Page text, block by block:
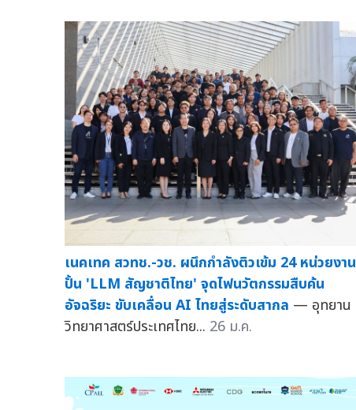
เนคเทค สวทช.-วช. ผนึกกำลังติวเข้ม 24 หน่วยงาน
ปั้น 'LLM สัญชาติไทย' จุดไฟนวัตกรรมสืบค้น
อัจฉริยะ ขับเคลื่อน AI ไทยสู่ระดับสากล — อุทยาน
วิทยาศาสตร์ประเทศไทย... 26 ม.ค.